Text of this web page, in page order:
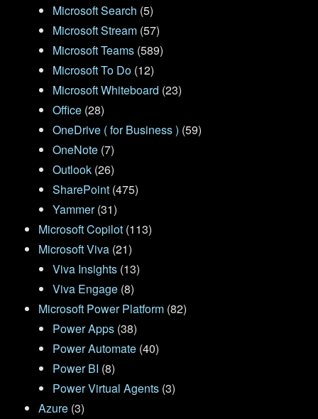
Microsoft Search (5)
Microsoft Stream (57)
Microsoft Teams (589)
Microsoft To Do (12)
Microsoft Whiteboard (23)
Office (28)
OneDrive ( for Business ) (59)
OneNote (7)
Outlook (26)
SharePoint (475)
Yammer(31)
Microsoft Copilot (113)
Microsoft Viva (21)
Viva Insights (13)
Viva Engage (8)
Microsoft Power Platform (82)
Power Apps (38)
Power Automate (40)
Power BI (8)
Power Virtual Agents (3)
Azure (3)